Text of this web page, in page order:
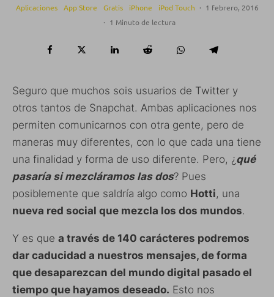
Aplicaciones
App Store Gratis iPhone iPod Touch · 1 febrero, 2016
· 1 Minuto de lectura
Seguro que muchos sois usuarios de Twitter y
otros tantos de Snapchat. Ambas aplicaciones nos
permiten comunicarnos con otra gente, pero de
maneras muy diferentes, con lo que cada una tiene
una finalidad y forma de uso diferente. Pero, ¿qué
pasaría si mezcláramos las dos? Pues
posiblemente que saldría algo como Hotti, una
nueva red social que mezcla los dos mundos.
Y es que a través de 140 carácteres podremos
dar caducidad a nuestros mensajes, de forma
que desaparezcan del mundo digital pasado el
tiempo que hayamos deseado. Esto nos